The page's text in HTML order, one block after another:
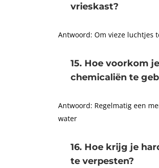
vrieskast?
Antwoord: Om vieze luchtjes
15. Hoe voorkom
chemicaliën te
Antwoord: Regelmatig een
water
16. Hoe krijg je
te verpesten?